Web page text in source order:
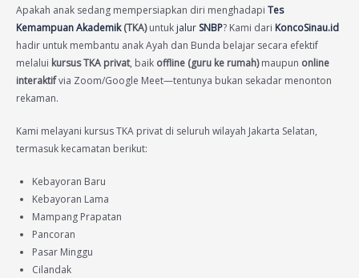
Apakah anak sedang mempersiapkan diri menghadapi Tes
Kemampuan Akademik(TKA)untuk jalur SNBP? Kami dari KoncoSinau.id
hadir untuk membantu anak Ayah dan Bunda belajar secara efektif
melalui kursus TKA privat, baik offline (guru ke rumah)maupun online
interaktifvia Zoom/Google Meet—tentunya bukan sekadar menonton
rekaman.
Kami melayani kursus TKA privat di seluruh wilayah Jakarta Selatan,
termasuk kecamatan berikut:
Kebayoran Baru
Kebayoran Lama
Mampang Prapatan
Pancoran
Pasar Minggu
Cilandak